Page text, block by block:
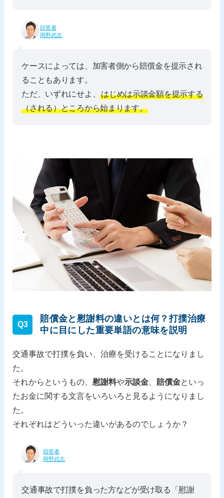
回答者
岡野武志
ケースによっては、加害者側から賠償金を提示され
ることもあります。
ただ、いずれにせよ、はじめは示談金額を提示する
（される）ところから始まります。
Q3
賠償金と慰謝料の違いとは何？打撲治療
中に目にした重要単語の意味を説明
交通事故で打撲を負い、治療を受けることになりまし
た。
それからというもの、慰謝料や示談金 賠償金といっ
たお金に関する文言をいろいろと見るようになりまし
た。
それぞれはどういった違いがあるのでしょうか？
回答者
岡野武志
交通事故で打撲を負った方などが受け取る「慰謝